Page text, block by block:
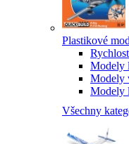
Plastikové
Modely
Modely
Modely
Všechny